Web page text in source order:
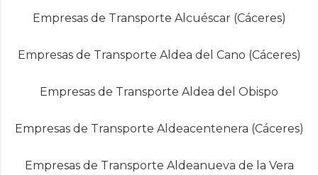
Empresas de Transporte Alcuéscar (Cáceres)
Empresas de Transporte Aldea del Cano (Cáceres)
Empresas de Transporte Aldea del Obispo
Empresas de Transporte Aldeacentenera (Cáceres)
Empresas de Transporte Aldeanueva de la Vera